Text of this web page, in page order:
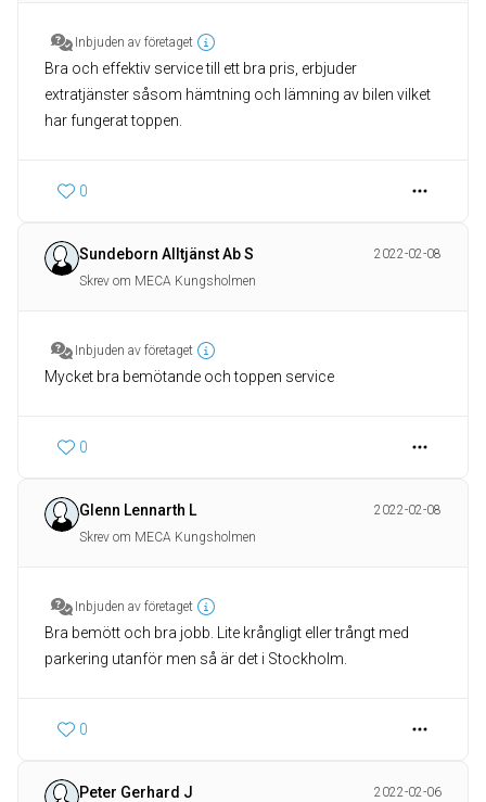
Inbjuden av företaget
Bra och effektiv service till ett bra pris, erbjuder
extratjänster såsom hämtning och lämning av bilen vilket
har fungerat toppen.
0
Sundeborn Alltjänst Ab S
2022-02-08
Skrev om MECA Kungsholmen
Inbjuden av företaget
Mycket bra bemötande och toppen service
0
Glenn Lennarth L
2022-02-08
Skrev om MECA Kungsholmen
Inbjuden av företaget
Bra bemött och bra jobb. Lite krångligt eller trångt med
parkering utanför men så är det i Stockholm.
0
Peter Gerhard J
2022-02-06